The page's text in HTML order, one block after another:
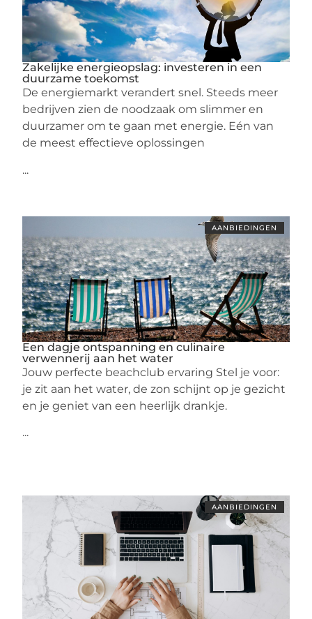
Zakelijke energieopslag: investeren in een
duurzame toekomst
De energiemarkt verandert snel. Steeds meer
bedrijven zien de noodzaak om slimmer en
duurzamer om te gaan met energie. Eén van
de meest effectieve oplossingen
...
AANBIEDINGEN
Een dagje ontspanning en culinaire
verwennerij aan het water
Jouw perfecte beachclub ervaring Stel je voor:
je zit aan het water, de zon schijnt op je gezicht
en je geniet van een heerlijk drankje.
...
AANBIEDINGEN